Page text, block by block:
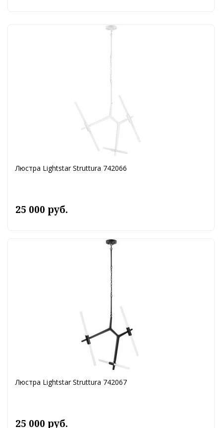
Люстра Lightstar Struttura 742066
25 000 руб.
Люстра Lightstar Struttura 742067
25 000 руб.